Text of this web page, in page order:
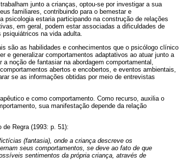
junto a crianças, optou-se por investigar a sua
familiares, contribuindo para o bemestar e
estaria participando na construção de relações
em geral, podem estar associadas a dificuldades de
na vida adulta.
são as habilidades e conhecimentos que o psicólogo clínico
e generalizar comportamentos adaptativos ao atuar junto a
noção de fantasiar na abordagem comportamental,
abertos e encobertos, e eventos ambientais,
se as informações obtidas por meio de entrevistas
e como comportamento. Como recurso, auxilia o
sua manifestação depende da relação
de Regra (1993: p. 51):
(fantasia), onde a criança descreve os
seus comportamentos, se deve ao fato de que
sentimentos da própria criança, através de